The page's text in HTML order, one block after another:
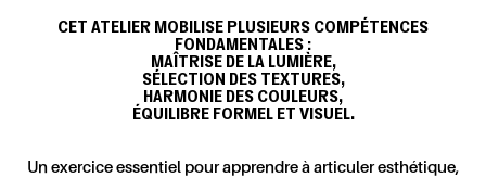
CET ATELIER MOBILISE PLUSIEURS COMPÉTENCES
FONDAMENTALES :
MAÎTRISE DE LA LUMIÈRE,
SÉLECTION DES TEXTURES,
HARMONIE DES COULEURS,
ÉQUILIBRE FORMEL ET VISUEL.
Un exercice essentiel pour apprendre à articuler esthétique,